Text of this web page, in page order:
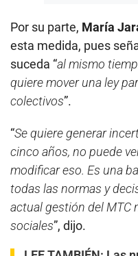
Por su parte, María
esta medida, pues
suceda “al mismo
quiere mover una ley
colectivos”.
“Se quiere generar
cinco años, no puede
modificar eso. Es una
todas las normas y
actual gestión del MTC
sociales”, dijo.